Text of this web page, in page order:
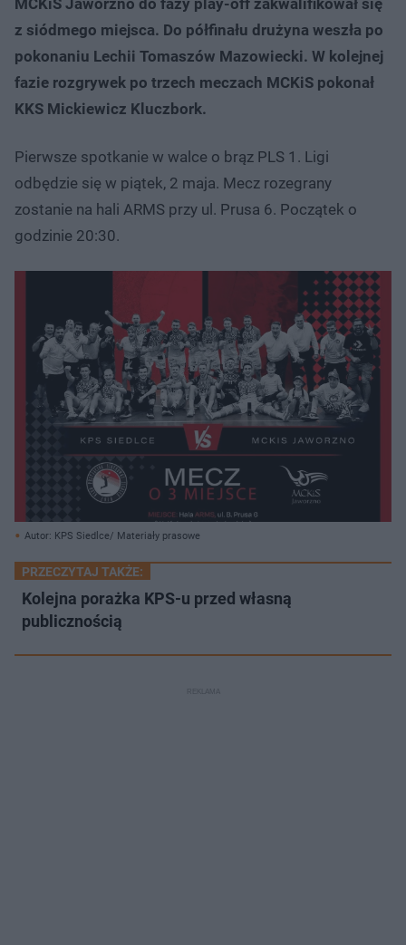
z siódmego miejsca. Do półfinału drużyna weszła po
pokonaniu Lechii Tomaszów Mazowiecki. W kolejnej
fazie rozgrywek po trzech meczach MCKiS pokonał
KKS Mickiewicz Kluczbork.
Pierwsze spotkanie w walce o brąz PLS 1. Ligi
odbędzie się w piątek, 2 maja. Mecz rozegrany
zostanie na hali ARMS przy ul. Prusa 6. Początek o
godzinie 20:30.
Autor: KPS Siedlce/ Materiały prasowe
PRZECZYTAJ TAKŻE:
Kolejna porażka KPS-u przed własną
publicznością